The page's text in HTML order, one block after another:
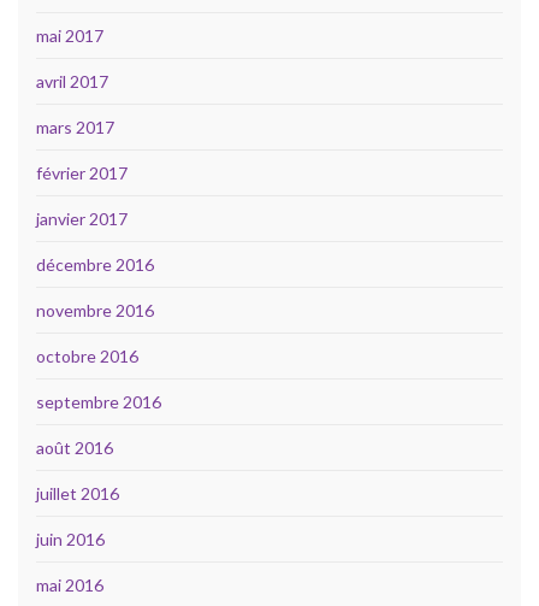
mai 2017
avril 2017
mars 2017
février 2017
janvier 2017
décembre 2016
novembre 2016
octobre 2016
septembre 2016
août 2016
juillet 2016
juin 2016
mai 2016